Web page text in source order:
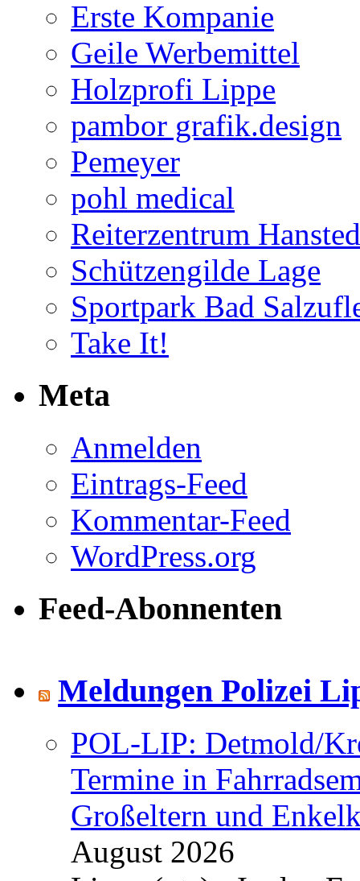
Erste Kompanie
Geile Werbemittel
Holzprofi Lippe
pambor grafik.design
Pemeyer
pohl medical
Reiterzentrum
Schützengilde Lage
Sportpark Bad
Take It!
Meta
Anmelden
Eintrags-Feed
Kommentar-Feed
WordPress.org
Feed-Abonnenten
Meldungen Polizei
POL-LIP: Detmold/
Termine in
Großeltern und
August 2026